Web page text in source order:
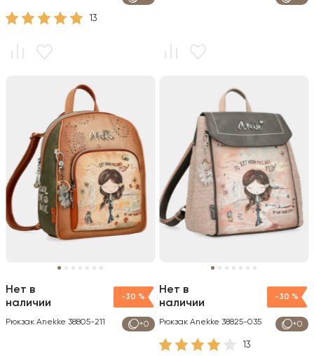
13
-30 %
+0
Нет в
наличии
Рюкзак Anekke 38805-211
-30 %
+0
Нет в
наличии
Рюкзак Anekke 38825-035
13